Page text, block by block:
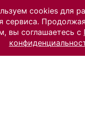
cookies для
сервиса.
вы соглашаетесь с